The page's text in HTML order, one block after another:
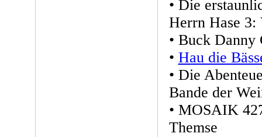
• Die
Herrn Hase 3:
• Buck Danny
• Hau die
• Die
Bande der
• MOSAIK
Themse